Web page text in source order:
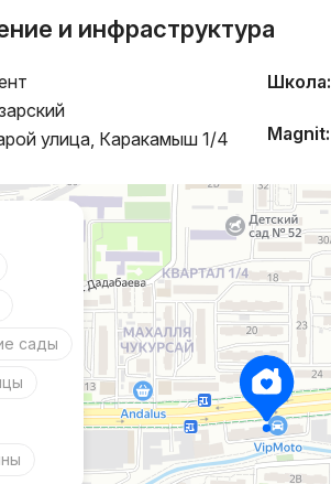
и инфраструктура
улица, Каракамыш 1/4
Школа:
Magnit:
сады